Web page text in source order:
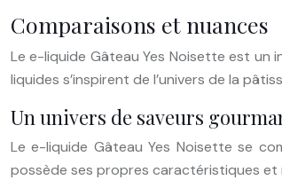
Comparaisons et nuances
Le e-liquide Gâteau Yes Noisette est un
liquides s’inspirent de l’univers de la
Un univers de saveurs
Le e-liquide Gâteau Yes Noisette se
possède ses propres caractéristiques et